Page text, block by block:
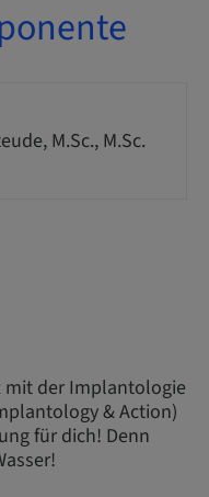
M.Sc., M.Sc.
der Implantologie
& Action)
für dich! Denn